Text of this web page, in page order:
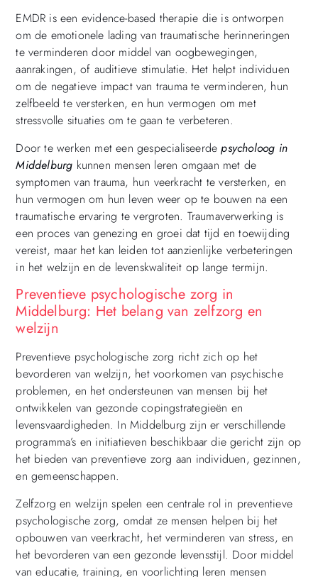
EMDR is een evidence-based therapie die is ontworpen
om de emotionele lading van traumatische herinneringen
te verminderen door middel van oogbewegingen,
aanrakingen, of auditieve stimulatie. Het helpt individuen
om de negatieve impact van trauma te verminderen, hun
zelfbeeld te versterken, en hun vermogen om met
stressvolle situaties om te gaan te verbeteren.
Door te werken met een gespecialiseerdepsycholoog in
Middelburg kunnen mensen leren omgaan met de
symptomen van trauma, hun veerkracht te versterken, en
hun vermogen om hun leven weer op te bouwen na een
traumatische ervaring te vergroten. Traumaverwerking is
een proces van genezing en groei dat tijd en toewijding
vereist, maar het kan leiden tot aanzienlijke verbeteringen
in het welzijn en de levenskwaliteit op lange termijn.
Preventieve psychologische zorg in
Middelburg: Het belang van zelfzorg en
welzijn
Preventieve psychologische zorg richt zich op het
bevorderen van welzijn, het voorkomen van psychische
problemen, en het ondersteunen van mensen bij het
ontwikkelen van gezonde copingstrategieën en
levensvaardigheden. In Middelburg zijn er verschillende
programma’s en initiatieven beschikbaar die gericht zijn op
het bieden van preventieve zorg aan individuen, gezinnen,
en gemeenschappen.
Zelfzorg en welzijn spelen een centrale rol in preventieve
psychologische zorg, omdat ze mensen helpen bij het
opbouwen van veerkracht, het verminderen van stress, en
het bevorderen van een gezonde levensstijl. Door middel
van educatie, training, en voorlichting leren mensen